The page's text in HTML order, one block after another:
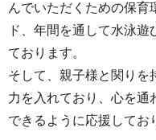
んでいただくための保育
ド、年間を通して水泳遊
ております。
そして、親子様と関りを
力を入れており、心を通
できるように応援してお